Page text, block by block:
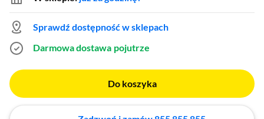
Sprawdź dostępność w sklepach
Darmowa dostawa pojutrze
Do koszyka